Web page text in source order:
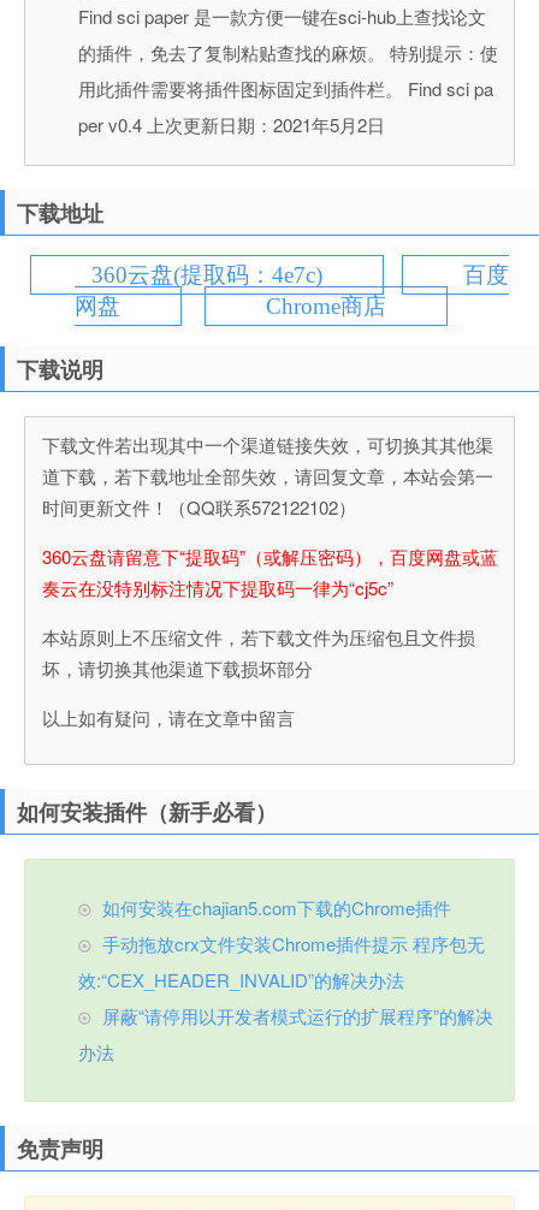
Find sci paper 是一款方便一键在sci-hub上查找论文
的插件，免去了复制粘贴查找的麻烦。 特别提示：使
用此插件需要将插件图标固定到插件栏。 Find sci pa
per v0.4 上次更新日期：2021年5月2日
下载地址
360云盘(提取码：4e7c)
百度
网盘
Chrome商店
下载说明
下载文件若出现其中一个渠道链接失效，可切换其其他渠
道下载，若下载地址全部失效，请回复文章，本站会第一
时间更新文件！（QQ联系572122102）
360云盘请留意下“提取码”（或解压密码），百度网盘或蓝
奏云在没特别标注情况下提取码一律为“cj5c”
本站原则上不压缩文件，若下载文件为压缩包且文件损
坏，请切换其他渠道下载损坏部分
以上如有疑问，请在文章中留言
如何安装插件（新手必看）
如何安装在chajian5.com下载的Chrome插件
手动拖放crx文件安装Chrome插件提示 程序包无
效:“CEX_HEADER_INVALID”的解决办法
屏蔽“请停用以开发者模式运行的扩展程序”的解决
办法
免责声明